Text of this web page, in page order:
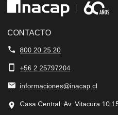
CONTACTO
phone 800 20 25 20
smartphone +56 2 25797204
mail informaciones@inacap.cl
location_on Casa Central: Av. Vitacura